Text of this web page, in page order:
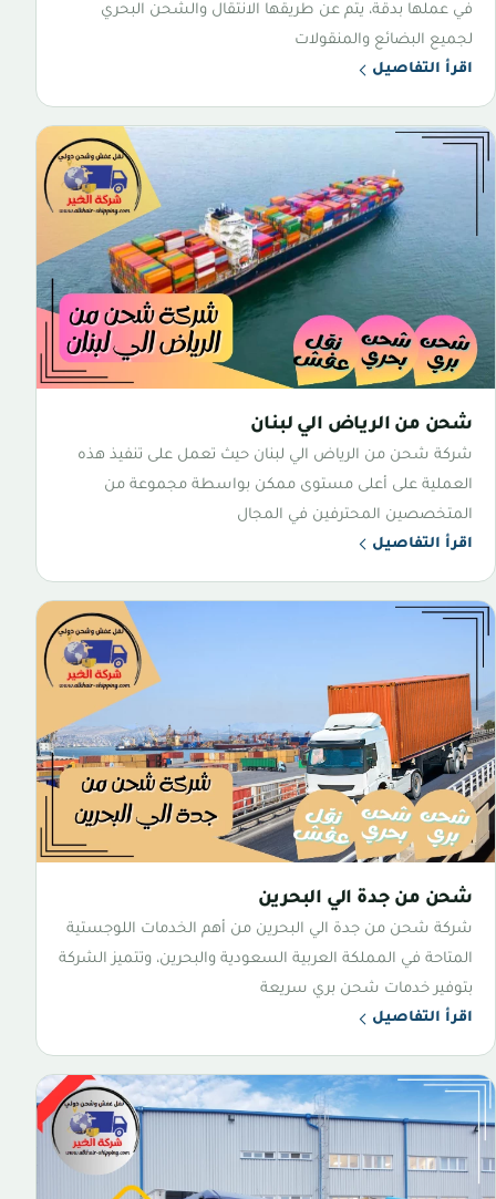
في عملها بدقة، يتم عن طريقها الانتقال والشحن البحري
لجميع البضائع والمنقولات
اقرأ التفاصيل
شحن من الرياض الي لبنان
شركة شحن من الرياض الي لبنان حيث تعمل على تنفيذ هذه
العملية على أعلى مستوى ممكن بواسطة مجموعة من
المتخصصين المحترفين في المجال
اقرأ التفاصيل
شحن من جدة الي البحرين
شركة شحن من جدة الي البحرين من أهم الخدمات اللوجستية
المتاحة في المملكة العربية السعودية والبحرين، وتتميز الشركة
بتوفير خدمات شحن بري سريعة
اقرأ التفاصيل